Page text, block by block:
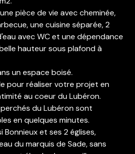
pièce de vie avec cheminée,
une cuisine séparée, 2
avec WC et une dépendance
hauteur sous plafond à
un espace boisé.
pour réaliser votre projet en
au coeur du Lubéron.
du Lubéron sont
en quelques minutes.
Bonnieux et ses 2 églises,
du marquis de Sade, sans